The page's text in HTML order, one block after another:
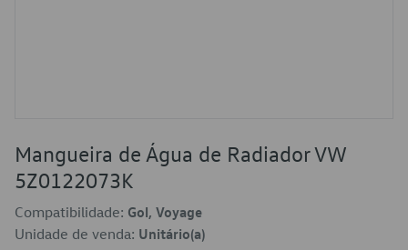
Mangueira de Água de Radiador VW
5Z0122073K
Compatibilidade: Gol, Voyage
Unidade de venda: Unitário(a)